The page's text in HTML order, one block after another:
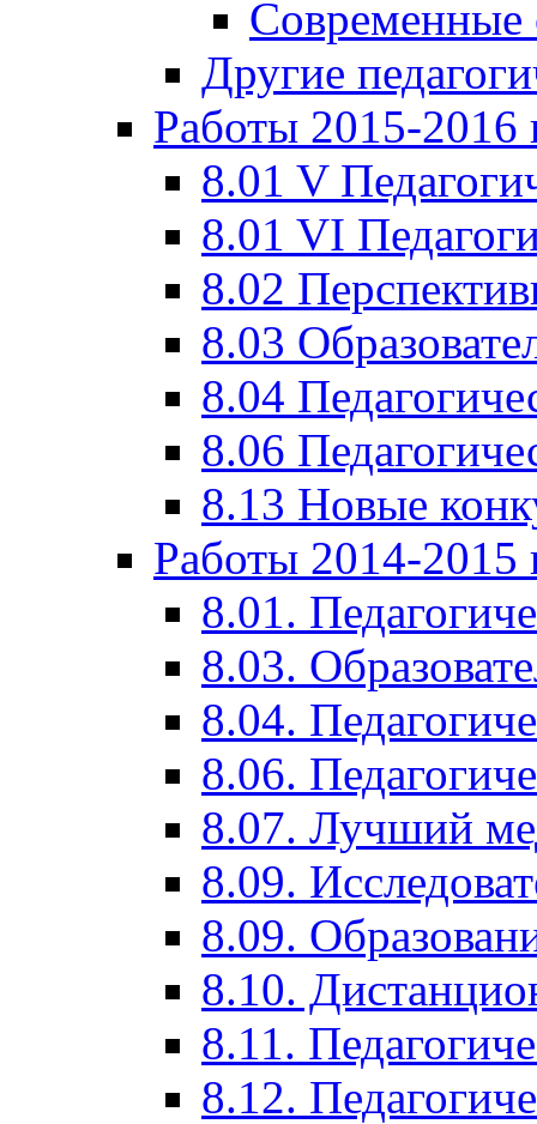
Современные
Другие
Работы 2015-2016
8.01 V
8.01 VI
8.02
8.03
8.04
8.06
8.13 Новые
Работы 2014-2015
8.01.
8.03.
8.04.
8.06.
8.07. Лучший
8.09.
8.09.
8.10.
8.11.
8.12.